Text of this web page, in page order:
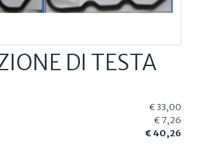
DI TESTA
€ 33,00
€ 7,26
€ 40,26